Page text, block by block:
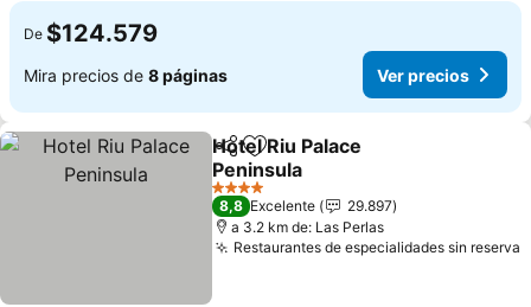
De $124.579
Mira precios de 8 páginas Ver precios
CompartirAgregar a favoritos
Hotel Riu Palace
Peninsula
4 Estrellas
8,8 Excelente
29.897
a 3.2 km de: Las Perlas
Restaurantes de especialidades sin reserva